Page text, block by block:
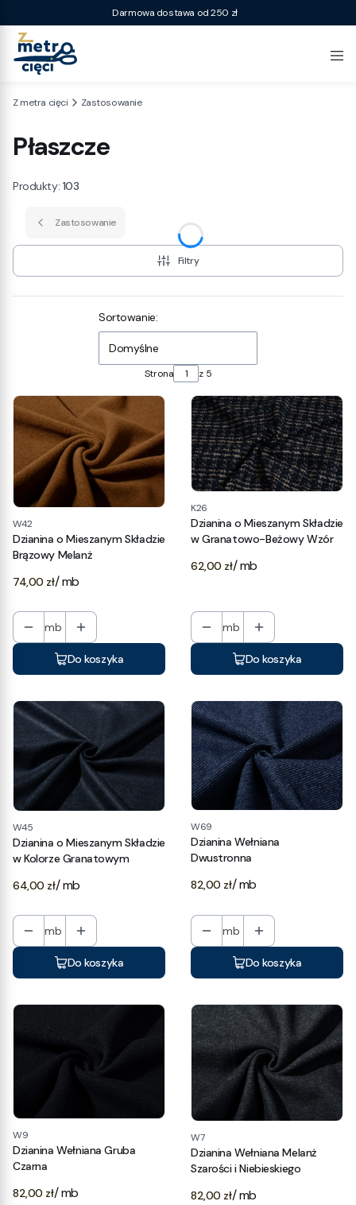
Darmowa dostawa od 250 zł
Z metra cięci Zastosowanie
Płaszcze
Produkty: 103
Zastosowanie
Filtry
Lista produktów
Sortowanie:
Domyślne
Strona z 5
W42
Dzianina o Mieszanym Składzie
Brązowy Melanż
Cena
74,00 zł/ mb
mb
Do koszyka
K26
Dzianina o Mieszanym Składzie
w Granatowo-Beżowy Wzór
Cena
62,00 zł/ mb
mb
Do koszyka
W45
Dzianina o Mieszanym Składzie
w Kolorze Granatowym
Cena
64,00 zł/ mb
mb
Do koszyka
W69
Dzianina Wełniana
Dwustronna
Cena
82,00 zł/ mb
mb
Do koszyka
W9
Dzianina Wełniana Gruba
Czarna
Cena
82,00 zł/ mb
W7
Dzianina Wełniana Melanż
Szarości i Niebieskiego
Cena
82,00 zł/ mb